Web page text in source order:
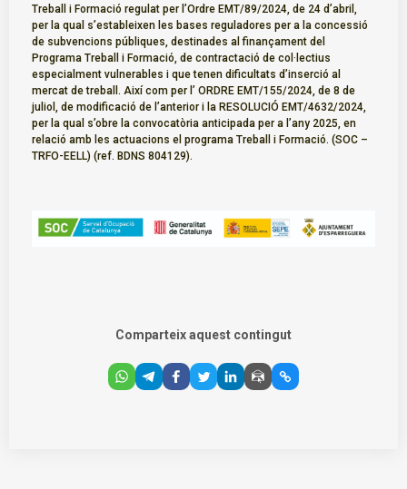
Treball i Formació regulat per l’Ordre EMT/89/2024, de 24 d’abril,
per la qual s’estableixen les bases reguladores per a la concessió
de subvencions públiques, destinades al finançament del
Programa Treball i Formació, de contractació de col·lectius
especialment vulnerables i que tenen dificultats d’inserció al
mercat de treball. Així com per l’ ORDRE EMT/155/2024, de 8 de
juliol, de modificació de l’anterior i la RESOLUCIÓ EMT/4632/2024,
per la qual s’obre la convocatòria anticipada per a l’any 2025, en
relació amb les actuacions el programa Treball i Formació. (SOC –
TRFO-EELL) (ref. BDNS 804129).
Comparteix aquest contingut